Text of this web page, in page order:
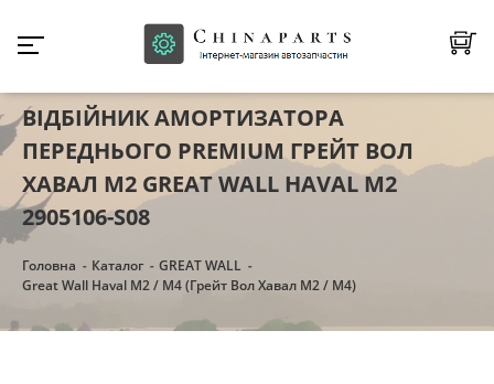
ВІДБІЙНИК АМОРТИЗАТОРА
ПЕРЕДНЬОГО PREMIUM ГРЕЙТ ВОЛ
ХАВАЛ М2 GREAT WALL HAVAL M2
2905106-S08
Головна Каталог
GREAT WALL
Great Wall Haval M2 / M4 (Грейт Вол Хавал М2 / М4)